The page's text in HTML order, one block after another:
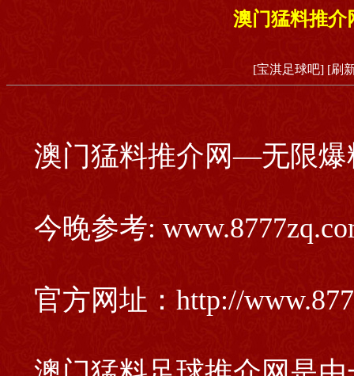
澳门猛料推
[宝淇足球吧] [刷
澳门猛料推介网—无限爆
今晚参考:
官方网址：http://